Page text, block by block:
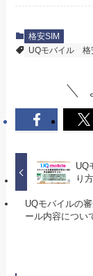
格安SIM
UQモバイル
格
UQ
り
UQモバイルの
ール内容につい